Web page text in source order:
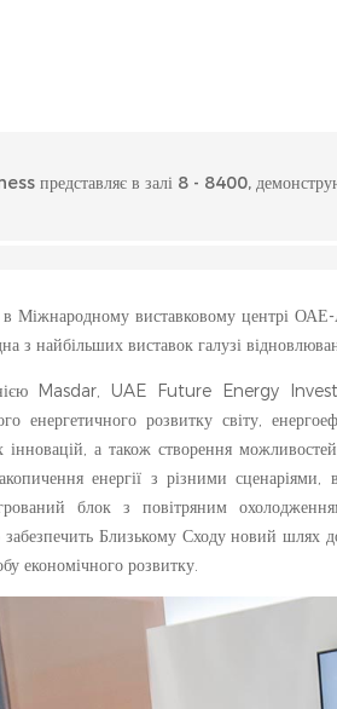
представляє в залі 8 - 8400,
Міжнародному виставковому центрі
найбільших виставок галузі
Masdar, UAE Future Energy
енергетичного розвитку світу,
інновацій, а також створення
енергії з різними
блок з повітряним
Близькому Сходу новий шлях до
економічного розвитку.